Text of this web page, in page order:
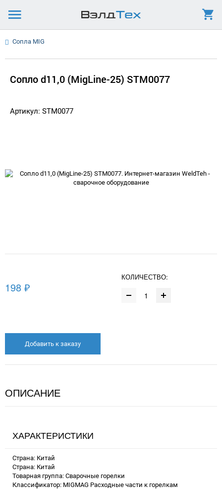
Сопла MIG
Сопло d11,0 (MigLine-25) STM0077
Артикул: STM0077
198 ₽
КОЛИЧЕСТВО:
Добавить к заказу
ОПИСАНИЕ
ХАРАКТЕРИСТИКИ
Страна: Китай
Страна: Китай
Товарная группа: Сварочные горелки
Классификатор: MIGMAG Расходные части к горелкам